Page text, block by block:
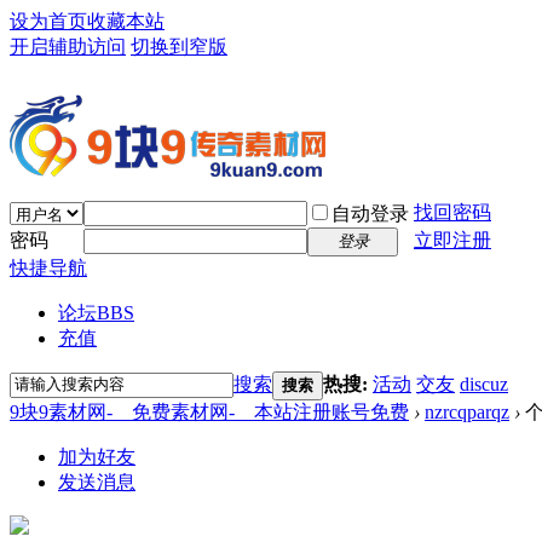
设为首页收藏本站
开启辅助访问 切换到窄版
自动登录 找回密码
密码
登录
立即注册
快捷导航
论坛BBS
充值
搜索 搜索 热搜: 活动 交友 discuz
9块9素材网-＿免费素材网-＿本站注册账号免费 › nzrcqparqz ›
加为好友
发送消息